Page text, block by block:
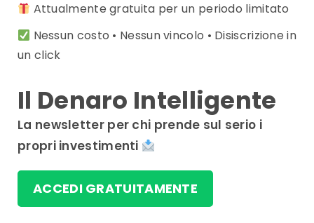
Attualmente gratuita per un periodo limitato
Nessun costo • Nessun vincolo • Disiscrizione in
un click
Il Denaro Intelligente
La newsletter per chi prende sul serio i
propri investimenti
ACCEDI GRATUITAMENTE